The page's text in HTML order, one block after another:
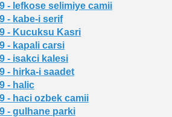
- lefkose selimiye camii
- kabe-i serif
- Kucuksu Kasri
- kapali carsi
- isakci kalesi
- hirka-i saadet
- halic
- haci ozbek camii
- gulhane parki